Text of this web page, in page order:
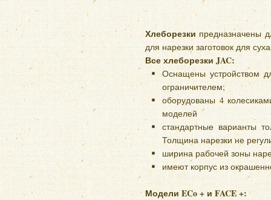
Хлеборезкипредназначены
для нарезки заготовок для
Все хлеборезки JAC:
Оснащены устройством
ограничителем;
оборудованы 4
моделей
стандартные варианты
Толщина нарезки не
ширина рабочей зоны
имеют корпус из
Модели ECo + и FACE +: